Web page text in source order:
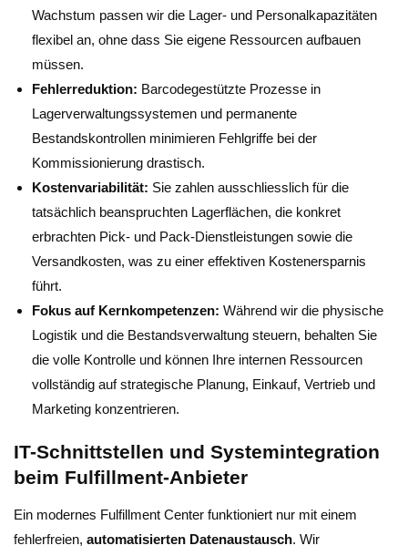
Wachstum passen wir die Lager- und Personalkapazitäten
flexibel an, ohne dass Sie eigene Ressourcen aufbauen
müssen.
Fehlerreduktion: Barcodegestützte Prozesse in
Lagerverwaltungssystemen und permanente
Bestandskontrollen minimieren Fehlgriffe bei der
Kommissionierung drastisch.
Kostenvariabilität: Sie zahlen ausschliesslich für die
tatsächlich beanspruchten Lagerflächen, die konkret
erbrachten Pick- und Pack-Dienstleistungen sowie die
Versandkosten, was zu einer effektiven Kostenersparnis
führt.
Fokus auf Kernkompetenzen: Während wir die physische
Logistik und die Bestandsverwaltung steuern, behalten Sie
die volle Kontrolle und können Ihre internen Ressourcen
vollständig auf strategische Planung, Einkauf, Vertrieb und
Marketing konzentrieren.
IT-Schnittstellen und Systemintegration
beim Fulfillment-Anbieter
Ein modernes Fulfillment Center funktioniert nur mit einem
fehlerfreien, automatisierten Datenaustausch. Wir